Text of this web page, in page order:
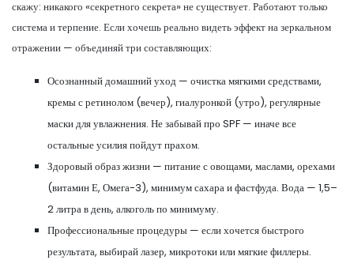
скажу: никакого «секретного секрета» не существует. Работают только
система и терпение. Если хочешь реально видеть эффект на зеркальном
отражении — объединяй три составляющих:
Осознанный домашний уход — очистка мягкими средствами,
кремы с ретинолом (вечер), гиалуронкой (утро), регулярные
маски для увлажнения. Не забывай про SPF — иначе все
остальные усилия пойдут прахом.
Здоровый образ жизни — питание с овощами, маслами, орехами
(витамин Е, Омега-3), минимум сахара и фастфуда. Вода — 1,5–
2 литра в день, алкоголь по минимуму.
Профессиональные процедуры — если хочется быстрого
результата, выбирай лазер, микротоки или мягкие филлеры.